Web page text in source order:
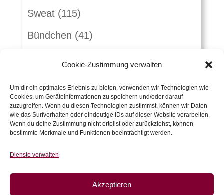
Cookie-Zustimmung verwalten
Um dir ein optimales Erlebnis zu bieten, verwenden wir Technologien wie
Cookies, um Geräteinformationen zu speichern und/oder darauf
zuzugreifen. Wenn du diesen Technologien zustimmst, können wir Daten
wie das Surfverhalten oder eindeutige IDs auf dieser Website verarbeiten.
Wenn du deine Zustimmung nicht erteilst oder zurückziehst, können
bestimmte Merkmale und Funktionen beeinträchtigt werden.
Dienste verwalten
Akzeptieren
Sweat (115)
Bündchen (41)
Schnürlsamt (5)
Herbst-Winterstoffe (21)
(5)